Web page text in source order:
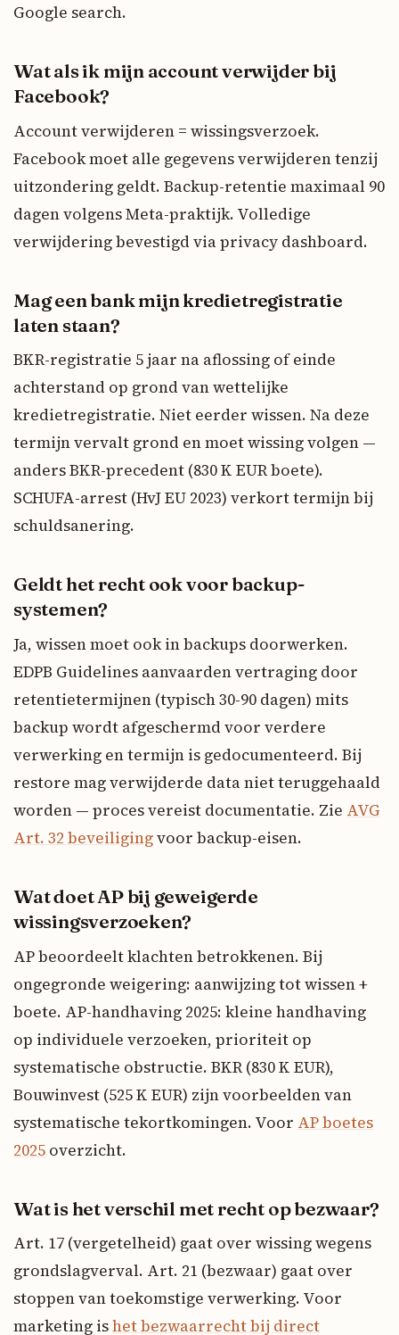
Google search.
Wat als ik mijn account verwijder bij
Facebook?
Account verwijderen = wissingsverzoek.
Facebook moet alle gegevens verwijderen tenzij
uitzondering geldt. Backup-retentie maximaal 90
dagen volgens Meta-praktijk. Volledige
verwijdering bevestigd via privacy dashboard.
Mag een bank mijn kredietregistratie
laten staan?
BKR-registratie 5 jaar na aflossing of einde
achterstand op grond van wettelijke
kredietregistratie. Niet eerder wissen. Na deze
termijn vervalt grond en moet wissing volgen —
anders BKR-precedent (830 K EUR boete).
SCHUFA-arrest (HvJ EU 2023) verkort termijn bij
schuldsanering.
Geldt het recht ook voor backup-
systemen?
Ja, wissen moet ook in backups doorwerken.
EDPB Guidelines aanvaarden vertraging door
retentietermijnen (typisch 30-90 dagen) mits
backup wordt afgeschermd voor verdere
verwerking en termijn is gedocumenteerd. Bij
restore mag verwijderde data niet teruggehaald
worden — proces vereist documentatie. Zie AVG
Art. 32 beveiligingvoor backup-eisen.
Wat doet AP bij geweigerde
wissingsverzoeken?
AP beoordeelt klachten betrokkenen. Bij
ongegronde weigering: aanwijzing tot wissen +
boete. AP-handhaving 2025: kleine handhaving
op individuele verzoeken, prioriteit op
systematische obstructie. BKR (830 K EUR),
Bouwinvest (525 K EUR) zijn voorbeelden van
systematische tekortkomingen. Voor AP boetes
2025 overzicht.
Wat is het verschil met recht op bezwaar?
Art. 17 (vergetelheid) gaat over wissing wegens
grondslagverval. Art. 21 (bezwaar) gaat over
stoppen van toekomstige verwerking. Voor
marketing ishet bezwaarrecht bij direct